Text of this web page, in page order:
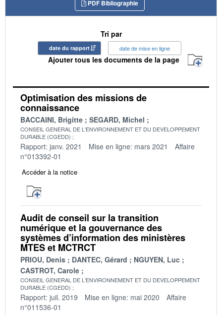
PDF Bibliographie
Tri par
date du rapport date de mise en ligne
Ajouter tous les documents de la page
Optimisation des missions de
connaissance
BACCAINI, Brigitte SEGARD, Michel
CONSEIL GENERAL DE L'ENVIRONNEMENT ET DU DEVELOPPEMENT
DURABLE (CGEDD)
Rapport: janv. 2021 Mise en ligne: mars 2021
Affaire
n°013392-01
Accéder à la notice
Audit de conseil sur la transition
numérique et la gouvernance des
systèmes d’information des ministères
MTES et MCTRCT
PRIOU, Denis DANTEC, Gérard
NGUYEN, Luc
CASTROT, Carole
CONSEIL GENERAL DE L'ENVIRONNEMENT ET DU DEVELOPPEMENT
DURABLE (CGEDD)
Rapport: juil. 2019 Mise en ligne: mai 2020
Affaire
n°011536-01